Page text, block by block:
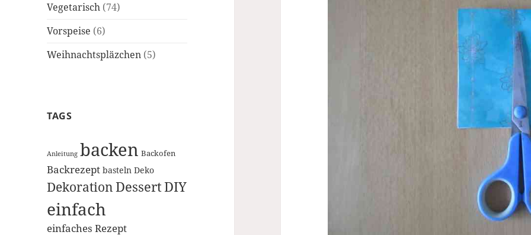
Vegetarisch (74)
Vorspeise (6)
Weihnachtspläzchen (5)
TAGS
Anleitung backen Backofen
Backrezept basteln Deko
DekorationDessertDIY
einfach
einfaches Rezept